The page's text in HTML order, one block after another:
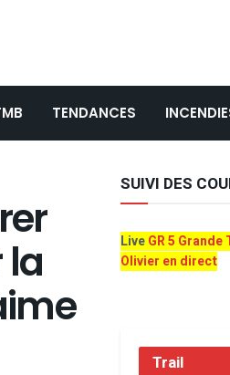
TENDANCES
la
SUIVI DES
LiveGR 5
Olivier en direct
Trail